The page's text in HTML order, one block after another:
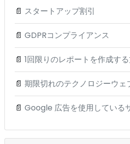
📄 スタートアップ割引
📄 GDPRコンプライアンス
📄 1回限りのレポートを作成す
📄 期限切れのテクノロジーウェ
📄 Google 広告を使用している